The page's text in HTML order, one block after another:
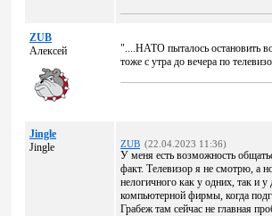
ZUB
Алексей
"....НАТО пыталось остановить
тоже с утра до вечера по
Jingle
Jingle
ZUB (22.04.2023 11:36)
У меня есть возможность
факт. Телевизор я не смотрю, а
нелогичного как у одних, так и
компьютерной фирмы, когда
Грабеж там сейчас не главная